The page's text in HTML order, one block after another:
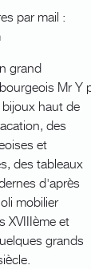
par mail :
grand
Mr Y
haut de
des
et
des tableaux
d'après
mobilier
XVIIIème et
grands